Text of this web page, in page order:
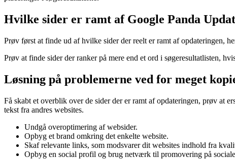
Hvilke sider er ramt af Google Panda
Prøv først at finde ud af hvilke sider der reelt er ramt af opdateringen,
Prøv at finde sider der ranker på mere end et ord i søgeresultatlisten,
Løsning på problemerne ved for meget
Få skabt et overblik over de sider der er ramt af opdateringen, prøv at
tekst fra andres websites.
Undgå overoptimering af websider.
Opbyg et brand omkring det enkelte website.
Skaf relevante links, som modsvarer dit websites indhold fra
Opbyg en social profil og brug netværk til promovering på